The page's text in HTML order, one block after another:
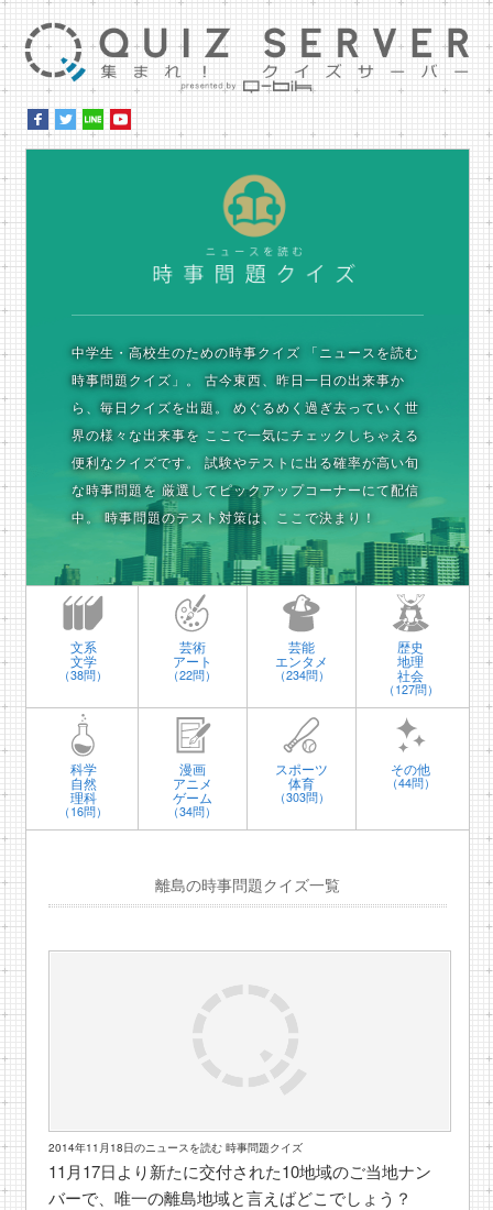
中学生・高校生のための時事クイズ 「ニュースを読む
時事問題クイズ」。
古今東西、昨日一日の出来事か
ら、毎日クイズを出題。
めぐるめく過ぎ去っていく世
界の様々な出来事を ここで一気にチェックしちゃえる
便利なクイズです。
試験やテストに出る確率が高い旬
な時事問題を 厳選してピックアップコーナーにて配信
中。
時事問題のテスト対策は、ここで決まり！
文系
文学
（38問）
芸術
アート
（22問）
芸能
エンタメ
（234問）
歴史
地理
社会
（127問）
科学
自然
理科
（16問）
漫画
アニメ
ゲーム
（34問）
スポーツ
体育
（303問）
その他
（44問）
離島の時事問題クイズ一覧
2014年11月18日のニュースを読む 時事問題クイズ
11月17日より新たに交付された10地域のご当地ナン
バーで、唯一の離島地域と言えばどこでしょう？